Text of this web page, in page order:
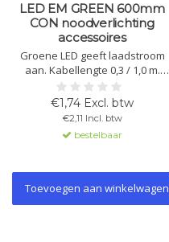
LED EM GREEN 600mm
CON noodverlichting
accessoires
Groene LED geeft laadstroom
aan. Kabellengte 0,3 / 1,0 m.
Plugverbinding voor eenvoudige
installatie. Accessoire voor
noodverlichting.
€1,74 Excl. btw
€2,11 Incl. btw
bestelbaar
Toevoegen aan winkelwagen